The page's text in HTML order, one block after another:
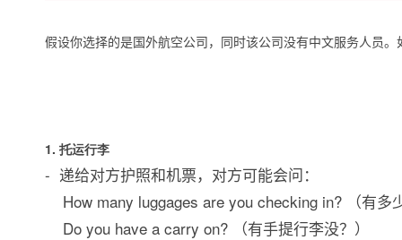
假设你选择的是国外航空公司，同时该公司没有中文服务人员
1. 托运行李
- 递给对方护照和机票，对方可能会问：
How many luggages are you checking in? （有多
Do you have a carry on? （有手提行李没？）